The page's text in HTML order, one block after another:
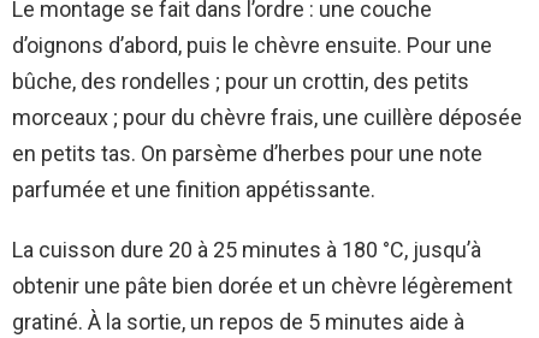
Le montage se fait dans l’ordre : une couche
d’oignons d’abord, puis le chèvre ensuite. Pour une
bûche, des rondelles ; pour un crottin, des petits
morceaux ; pour du chèvre frais, une cuillère déposée
en petits tas. On parsème d’herbes pour une note
parfumée et une finition appétissante.
La cuisson dure 20 à 25 minutes à 180 °C, jusqu’à
obtenir une pâte bien dorée et un chèvre légèrement
gratiné. À la sortie, un repos de 5 minutes aide à